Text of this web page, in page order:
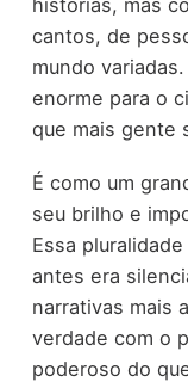
cantos, de
mundo
enorme para o
que mais gente
É como um
seu brilho e
Essa
antes era
narrativas mais
verdade com o
poderoso do